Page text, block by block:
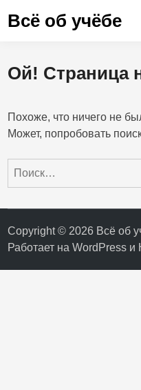
Всё об учёбе
Ой! Страница
Похоже, что ничего не
Может, попробовать
Найти:
Copyright © 2026 Всё об
Работает наWordPress и